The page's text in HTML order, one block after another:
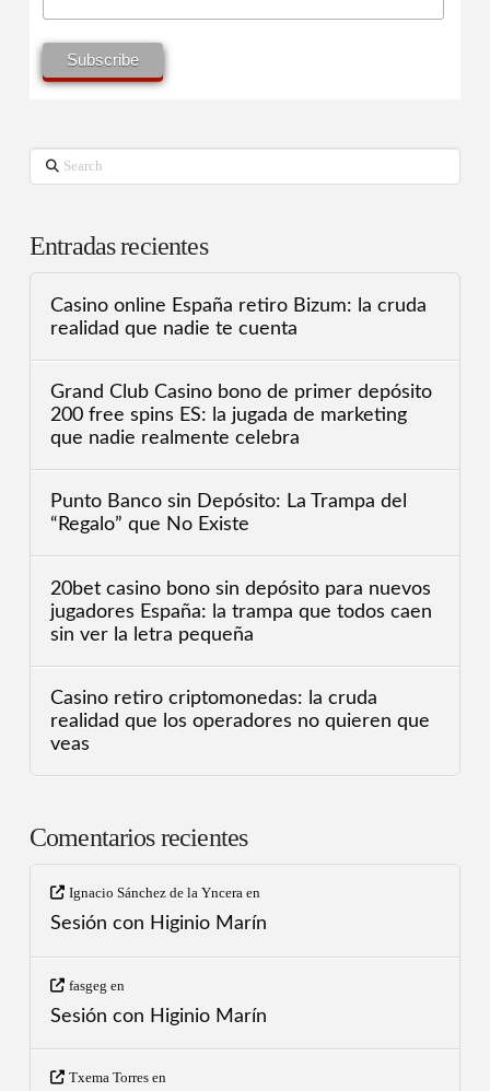
Search
Entradas recientes
Casino online España retiro Bizum: la cruda
realidad que nadie te cuenta
Grand Club Casino bono de primer depósito
200 free spins ES: la jugada de marketing
que nadie realmente celebra
Punto Banco sin Depósito: La Trampa del
“Regalo” que No Existe
20bet casino bono sin depósito para nuevos
jugadores España: la trampa que todos caen
sin ver la letra pequeña
Casino retiro criptomonedas: la cruda
realidad que los operadores no quieren que
veas
Comentarios recientes
Ignacio Sánchez de la Ynceraen
Sesión con Higinio Marín
fasgeg en
Sesión con Higinio Marín
Txema Torresen